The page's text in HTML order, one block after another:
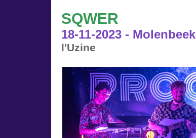
SQWER
18-11-2023 - Molenbeek
l'Uzine